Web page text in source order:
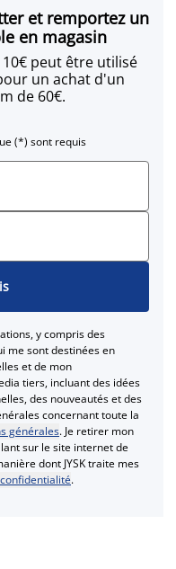
et remportez un
en magasin
peut être utilisé
un achat d'un
de 60€.
(*) sont requis
y compris des
me sont destinées en
et de mon
tiers, incluant des idées
des nouveautés et des
concernant toute la
générales. Je retirer mon
sur le site internet de
dont JYSK traite mes
.